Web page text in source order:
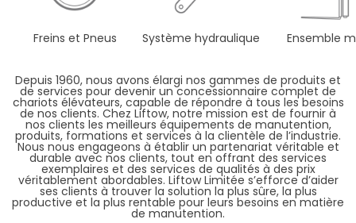
Freins et Pneus Système hydraulique Ensemble
Depuis 1960, nous avons élargi nos gammes de produits et
de services pour devenir un concessionnaire complet de
chariots élévateurs, capable de répondre à tous les besoins
de nos clients. Chez Liftow, notre mission est de fournir à
nos clients les meilleurs équipements de manutention,
produits, formations et services à la clientèle de l’industrie.
Nous nous engageons à établir un partenariat véritable et
durable avec nos clients, tout en offrant des services
exemplaires et des services de qualités à des prix
véritablement abordables. Liftow Limitée s’efforce d’aider
ses clients à trouver la solution la plus sûre, la plus
productive et la plus rentable pour leurs besoins en matière
de manutention.